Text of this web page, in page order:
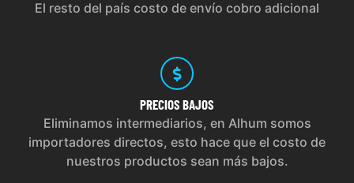
El resto del país costo de envío cobro adicional
PRECIOS BAJOS
Eliminamos intermediarios, en Alhum somos
importadores directos, esto hace que el costo de
nuestros productos sean más bajos.